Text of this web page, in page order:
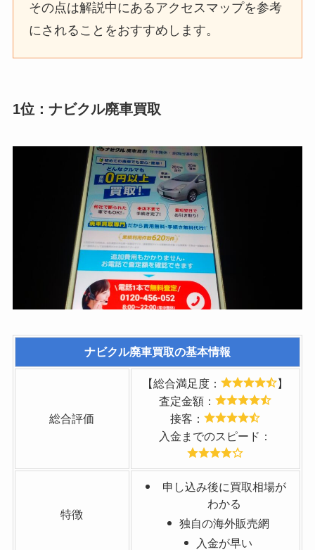
その点は解説中にあるアクセスマップを参考
にされることをおすすめします。
1位：ナビクル廃車買取
ナビクル廃車買取の基本情報
総合評価
【総合満足度：
】
査定金額：
接客：
入金までのスピード：
特徴
申し込み後に買取相場が
わかる
独自の海外販売網
入金が早い